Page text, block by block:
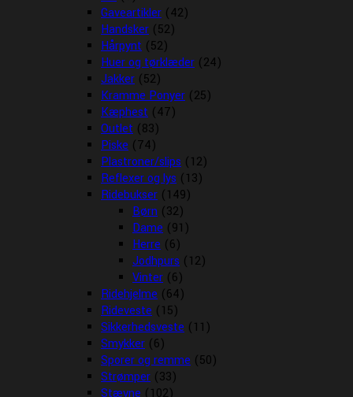
Gaveartikler (42)
Handsker (52)
Hårpynt (52)
Huer og tørklæder (24)
Jakker (52)
Kramme Ponyer (25)
Kæphest (47)
Outlet (83)
Piske (74)
Plastroner/slips (12)
Reflexer og lys (13)
Ridebukser (149)
Børn (32)
Dame (91)
Herre (6)
Jodhpurs (12)
Vinter (6)
Ridehjelme (64)
Rideveste (15)
Sikkerhedsveste (11)
Smykker (6)
Sporer og remme (50)
Strømper (33)
Stævne (102)